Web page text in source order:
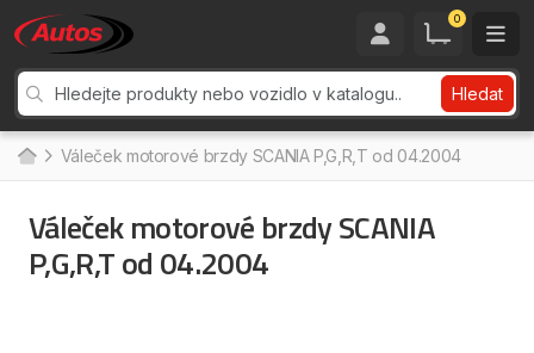
0
Hledat
Váleček motorové brzdy SCANIA P,G,R,T od 04.2004
Váleček motorové brzdy SCANIA
P,G,R,T od 04.2004